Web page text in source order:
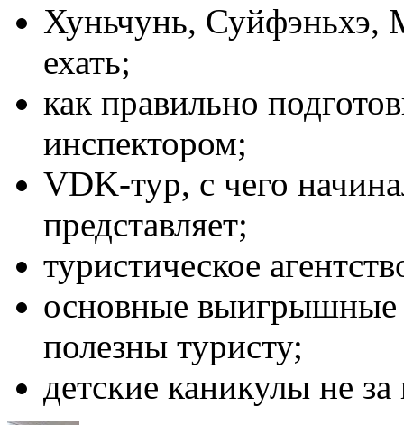
Хуньчунь, Суйфэньхэ,
ехать;
как правильно
инспектором;
VDK-тур, с чего
представляет;
туристическое
основные
полезны туристу;
детские каникулы не